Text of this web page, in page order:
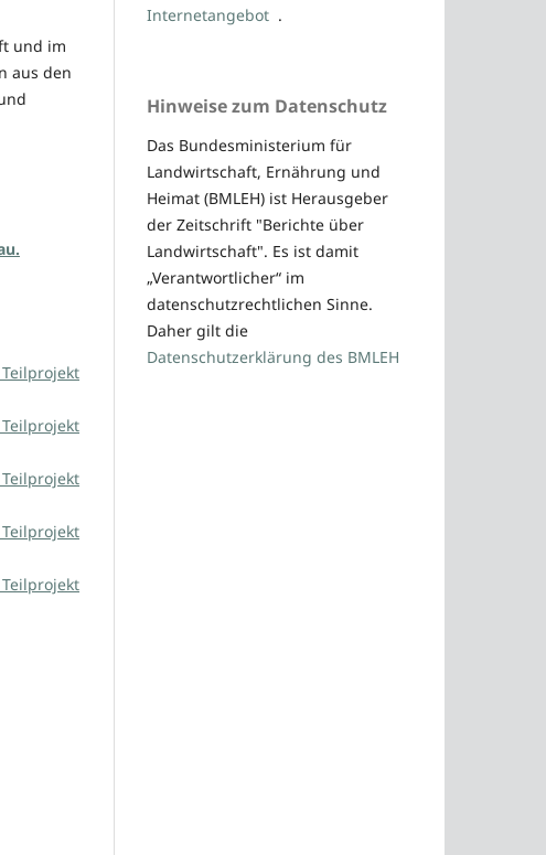
und im
aus den
Internetangebot .
Hinweise zum Datenschutz
Das Bundesministerium für
Landwirtschaft, Ernährung und
Heimat (BMLEH) ist Herausgeber
der Zeitschrift "Berichte über
Landwirtschaft". Es ist damit
„Verantwortlicher“ im
datenschutzrechtlichen Sinne.
Daher gilt die
Datenschutzerklärung des BMLEH